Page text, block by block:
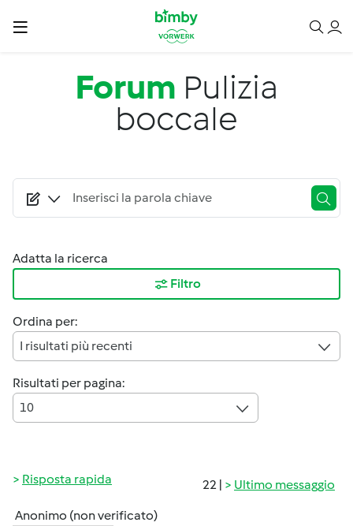
Salta al contenuto principale
Forum Pulizia
boccale
Adatta la ricerca
Filtro
Ordina per:
I risultati più recenti
Risultati per pagina:
10
22 | Ultimo messaggio
Risposta rapida
Anonimo (non verificato)